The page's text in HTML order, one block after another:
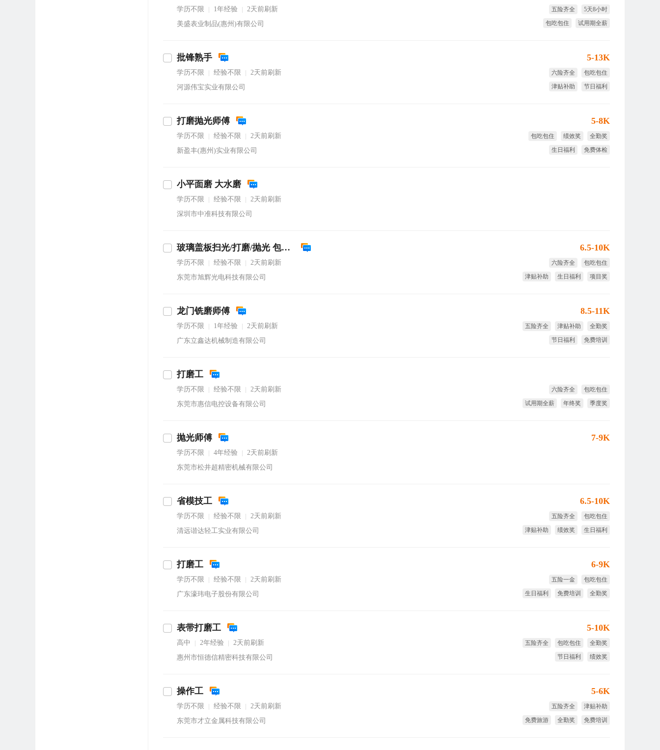
学历不限 1年经验
2天前刷新
美盛表业制品(惠州)有限公司
五险齐全
5天8小时
包吃包住
试用期全薪
批锋熟手
学历不限 经验不限
2天前刷新
河源伟宝实业有限公司
5-13K
六险齐全
包吃包住
津贴补助
节日福利
打磨抛光师傅
学历不限 经验不限
2天前刷新
新盈丰(惠州)实业有限公司
5-8K
包吃包住 绩效奖
全勤奖
生日福利
免费体检
小平面磨 大水磨
学历不限 经验不限
2天前刷新
深圳市中准科技有限公司
玻璃盖板扫光/打磨/抛光 包吃包住 6k-10k
学历不限 经验不限
2天前刷新
东莞市旭辉光电科技有限公司
6.5-10K
六险齐全
包吃包住
津贴补助
生日福利
项目奖
龙门铣磨师傅
学历不限 1年经验
2天前刷新
广东立鑫达机械制造有限公司
8.5-11K
五险齐全 津贴补助
全勤奖
节日福利
免费培训
打磨工
学历不限 经验不限
2天前刷新
东莞市惠信电控设备有限公司
六险齐全
包吃包住
试用期全薪
年终奖
季度奖
抛光师傅
学历不限 4年经验
2天前刷新
东莞市松井超精密机械有限公司
7-9K
省模技工
学历不限 经验不限
2天前刷新
清远谐达轻工实业有限公司
6.5-10K
五险齐全
包吃包住
津贴补助
绩效奖
生日福利
打磨工
学历不限 经验不限
2天前刷新
广东濠玮电子股份有限公司
6-9K
五险一金
包吃包住
生日福利
免费培训
全勤奖
表带打磨工
高中 2年经验
2天前刷新
惠州市恒德信精密科技有限公司
5-10K
五险齐全 包吃包住
全勤奖
节日福利
绩效奖
操作工
学历不限 经验不限
2天前刷新
东莞市才立金属科技有限公司
5-6K
五险齐全
津贴补助
免费旅游
全勤奖
免费培训